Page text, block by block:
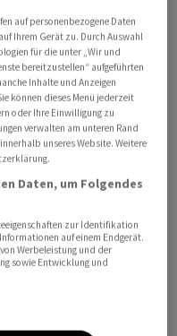
Control) fortgesetzt.
unter der Nulllinie
längeren
die Steuerung
Notenbankchef
ist nicht mehr
die Zinsen noch
Niveau bleiben.
aber ihre
zu lockern.
Geldpolitik soll
auf personenbezogene Daten
Ihrem Gerät zu. Durch Auswahl
für die unter „Wir und
bereitzustellen“ aufgeführten
Inhalte und Anzeigen
können dieses Menü jederzeit
oder Ihre Einwilligung zu
verwalten am unteren Rand
unseres Website. Weitere
Daten, um Folgendes
zur Identifikation
auf einem Endgerät.
Werbeleistung und der
sowie Entwicklung und